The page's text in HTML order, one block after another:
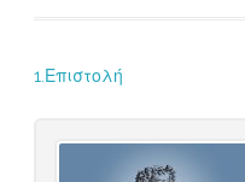
1.Επιστολή